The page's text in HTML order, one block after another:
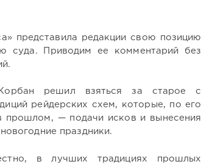
представила редакции свою позицию
суда. Приводим ее комментарий без
решил взяться за старое с
рейдерских схем, которые, по его
прошлом, — подачи исков и вынесения
праздники.
в лучших традициях прошлых